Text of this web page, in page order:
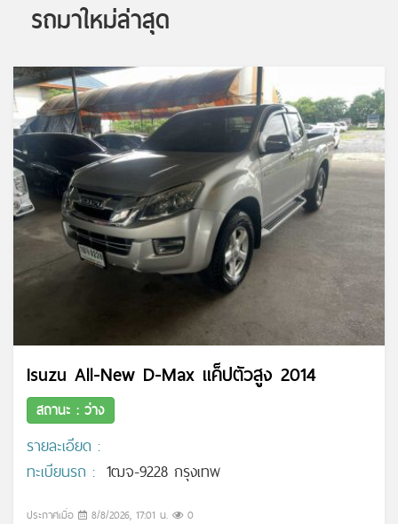
รถมาใหม่ล่าสุด
Isuzu All-New D-Max แค็ปตัวสูง 2014
สถานะ : ว่าง
รายละเอียด :
ทะเบียนรถ : 1ฒจ-9228 กรุงเทพ
ประกาศเมื่อ 8/8/2026, 17:01 น. 0